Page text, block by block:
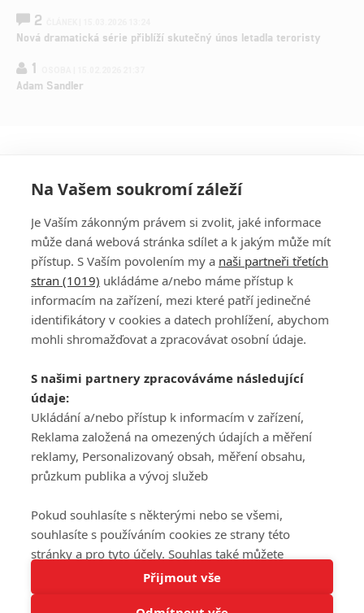
Tato stránka používá soubory cookies.
2
Nová dramatická série přiblíží skutečný únos letadla teroristy
1
Adam Sandler
PŘIHLÁSIT
REGISTROVAT
DISKUZE
Šéfredaktorkou webu jePetr Slavík, e-mailserialy@fandimefilmu.cz
Máte-li zájem o inzerci na našem webu napište nám na e-mail
studio@koncal.com
Ochrana osobních údajů|Zásady používání cookies |Pravidla webu
Upravit nastavení soukromí
© 2016 – 2026 FandimeSerialum.cz / All rights reserved /
Na Vašem soukromí záleží
Je Vaším zákonným právem si zvolit, jaké informace
může daná webová stránka sdílet a k jakým může mít
přístup. S Vaším povolením my a naši partneři třetích
stran (1019) ukládáme a/nebo máme přístup k
informacím na zařízení, mezi které patří jedinečné
identifikátory v cookies a datech prohlížení, abychom
mohli shromažďovat a zpracovávat osobní údaje.
S našimi partnery zpracováváme následující
údaje:
Ukládání a/nebo přístup k informacím v zařízení,
Reklama založená na omezených údajích a měření
reklamy, Personalizovaný obsah, měření obsahu,
průzkum publika a vývoj služeb
Pokud souhlasíte s některými nebo se všemi,
souhlasíte s používáním cookies ze strany této
stránky a pro tyto účely. Souhlas také můžete
odmítnout, ale v takovém případě vám na stránce
nebudou k dispozici některé personalizované funkce.
Přijmout vše